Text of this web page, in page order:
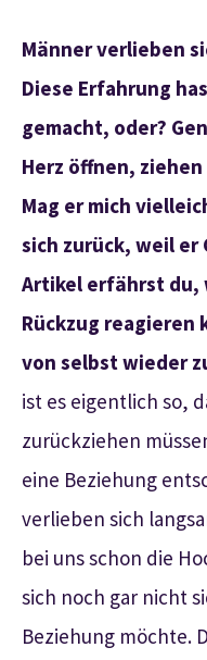
Männer verlieben
Diese Erfahrung
gemacht, oder?
Herz öffnen, ziehen
Mag er mich
sich zurück, weil er
Artikel erfährst du,
Rückzug reagieren
von selbst wieder
ist es eigentlich so,
zurückziehen
eine Beziehung
verlieben sich
bei uns schon die
sich noch gar nicht
Beziehung möchte.